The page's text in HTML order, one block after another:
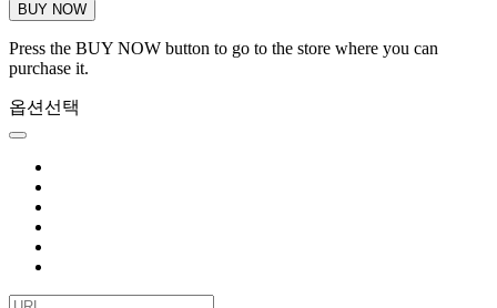
BUY NOW
Press the BUY NOW button to go to the store where you can
purchase it.
옵션선택